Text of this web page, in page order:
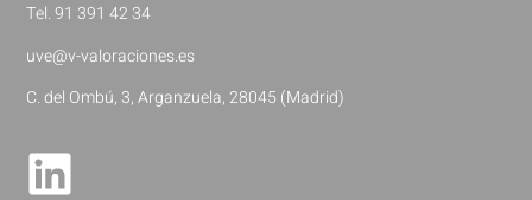
Tel. 91 391 42 34
uve@v-valoraciones.es
C. del Ombú, 3, Arganzuela, 28045 (Madrid)